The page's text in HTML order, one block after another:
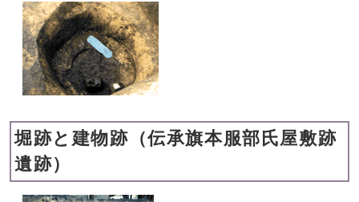
堀跡と建物跡（伝承旗本服部氏屋敷跡
遺跡）